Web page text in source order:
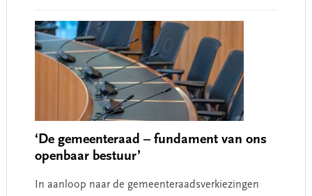
‘De gemeenteraad – fundament van ons
openbaar bestuur’
In aanloop naar de gemeenteraadsverkiezingen